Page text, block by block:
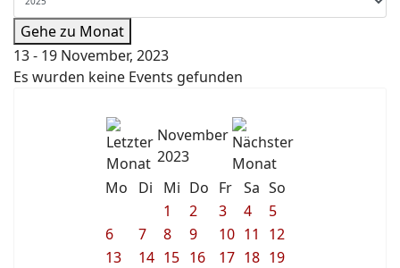
Gehe zu Monat
13 - 19 November, 2023
Es wurden keine Events gefunden
November
2023
Mo
Di Mi Do Fr Sa So
1
2 3 4
5
6
7 8 9 10 11
12
13
14 15 16 17 18 19